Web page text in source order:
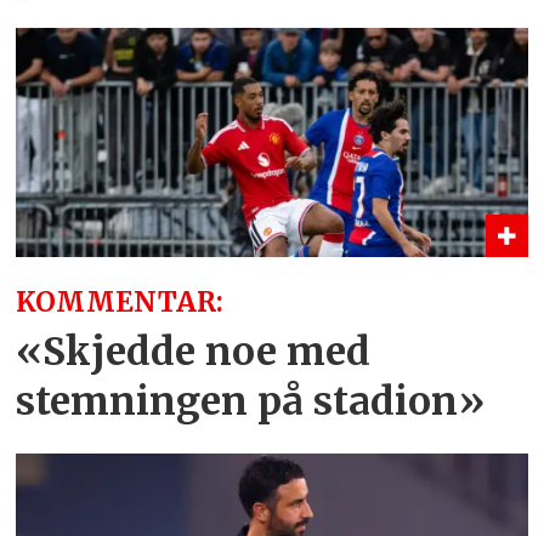
KOMMENTAR:
«Skjedde noe med
stemningen på stadion»